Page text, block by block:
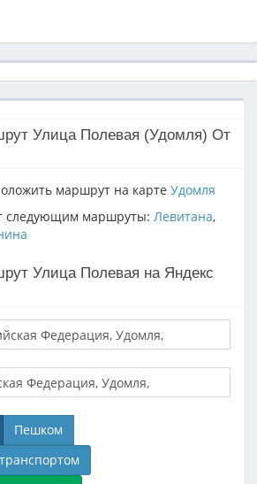
Улица Полевая (Удомля) От
маршрут на карте Удомля
следующим маршруты: Левитана,
Улица Полевая на Яндекс
Пешком